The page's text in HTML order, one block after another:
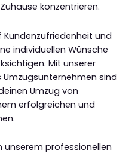
konzentrieren.
und
individuellen Wünsche
Mit unserer
sind
Umzug von
erfolgreichen und
unserem professionellen